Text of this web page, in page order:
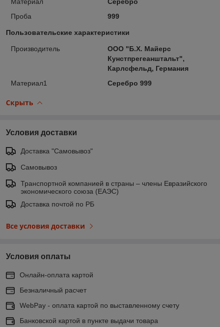
Проба
999
Пользовательские характеристики
Производитель
ООО "Б.Х. Майерс
Кунстпрегеанштальт",
Карлсфельд, Германия
Материал1
Серебро 999
Скрыть
Условия доставки
Доставка "Самовывоз"
Самовывоз
Транспортной компанией в страны – члены Евразийского
экономического союза (ЕАЭС)
Доставка почтой по РБ
Все условия доставки
Условия оплаты
Онлайн-оплата картой
Безналичный расчет
WebPay - оплата картой по выставленному счету
Банковской картой в пункте выдачи товара